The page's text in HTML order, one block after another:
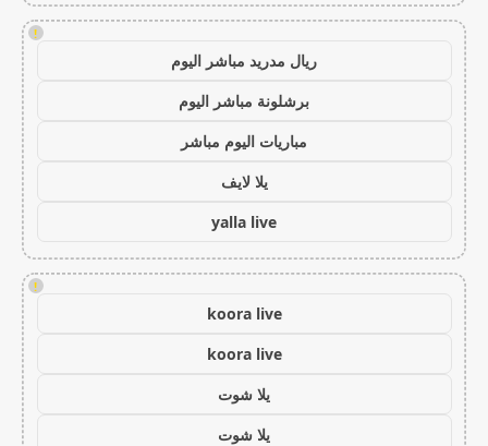
!
ريال مدريد مباشر اليوم
برشلونة مباشر اليوم
مباريات اليوم مباشر
يلا لايف
yalla live
!
koora live
koora live
يلا شوت
يلا شوت